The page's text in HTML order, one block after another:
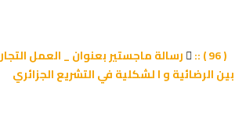
رسالة ماجستير بعنوان _ العمل التجاري
بین الرضائیة و ا لشكلیة في التشریع الجزائري